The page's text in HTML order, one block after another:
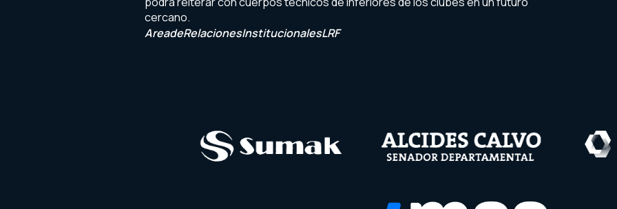
cercano.
AreadeRelacionesInstitucionalesLRF